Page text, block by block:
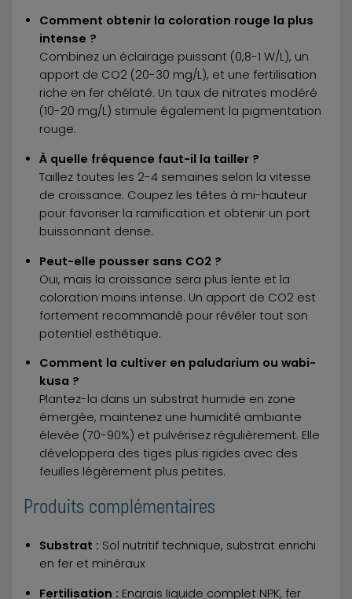
Comment obtenir la coloration rouge la plus
intense ?
Combinez un éclairage puissant (0,8-1 W/L), un
apport de CO2 (20-30 mg/L), et une fertilisation
riche en fer chélaté. Un taux de nitrates modéré
(10-20 mg/L) stimule également la pigmentation
rouge.
À quelle fréquence faut-il la tailler ?
Taillez toutes les 2-4 semaines selon la vitesse
de croissance. Coupez les têtes à mi-hauteur
pour favoriser la ramification et obtenir un port
buissonnant dense.
Peut-elle pousser sans CO2 ?
Oui, mais la croissance sera plus lente et la
coloration moins intense. Un apport de CO2 est
fortement recommandé pour révéler tout son
potentiel esthétique.
Comment la cultiver en paludarium ou wabi-
kusa ?
Plantez-la dans un substrat humide en zone
émergée, maintenez une humidité ambiante
élevée (70-90%) et pulvérisez régulièrement. Elle
développera des tiges plus rigides avec des
feuilles légèrement plus petites.
Produits complémentaires
Substrat : Sol nutritif technique, substrat enrichi
en fer et minéraux
Fertilisation : Engrais liquide complet NPK, fer